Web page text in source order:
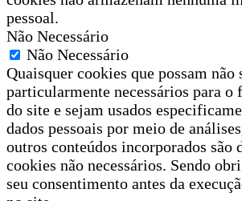
pessoal.
Não Necessário
Não Necessário
Quaisquer cookies que possam não
particularmente necessários para o
do site e sejam usados
dados pessoais por meio de
outros conteúdos incorporados são
cookies não necessários. Sendo
seu consentimento antes da